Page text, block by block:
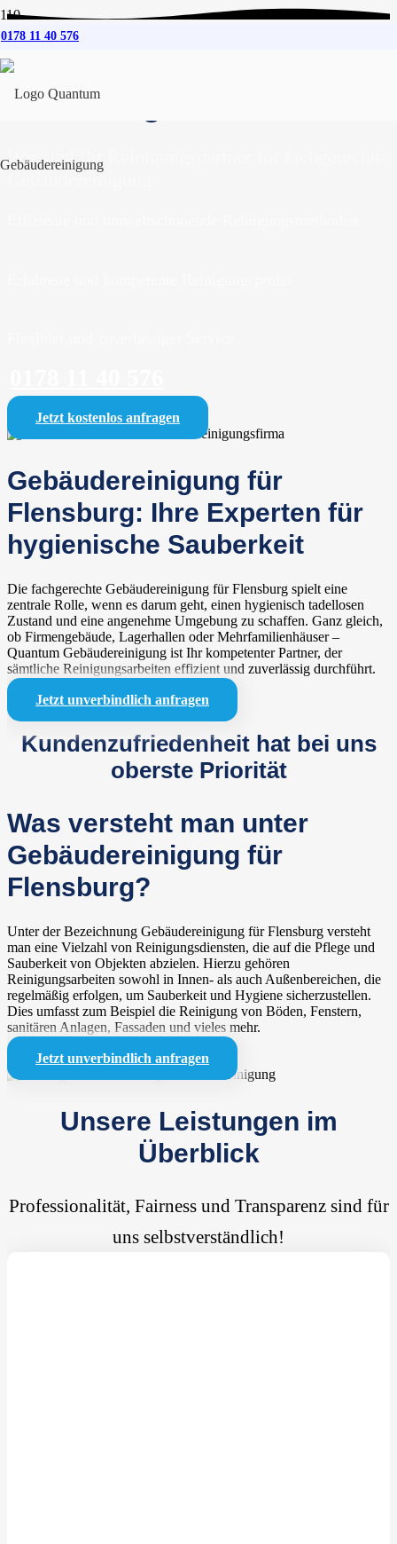
0178 11 40 576
Gebäudereinigung
Flensburg
Wir sind Ihr Reinigungspartner für fachgerechte
Gebäudereinigung
Jetzt kostenlos anfragen
Gebäudereinigung für
Flensburg: Ihre Experten für
hygienische Sauberkeit
Die fachgerechte Gebäudereinigung für Flensburg spielt eine
zentrale Rolle, wenn es darum geht, einen hygienisch tadellosen
Zustand und eine angenehme Umgebung zu schaffen. Ganz gleich,
ob Firmengebäude, Lagerhallen oder Mehrfamilienhäuser –
Quantum Gebäudereinigung ist Ihr kompetenter Partner, der
sämtliche Reinigungsarbeiten effizient und zuverlässig durchführt.
Jetzt unverbindlich anfragen
Kundenzufriedenheit hat bei uns
oberste Priorität
Was versteht man unter
Gebäudereinigung für
Flensburg?
Unter der Bezeichnung Gebäudereinigung für Flensburg versteht
man eine Vielzahl von Reinigungsdiensten, die auf die Pflege und
Sauberkeit von Objekten abzielen. Hierzu gehören
Reinigungsarbeiten sowohl in Innen- als auch Außenbereichen, die
regelmäßig erfolgen, um Sauberkeit und Hygiene sicherzustellen.
Dies umfasst zum Beispiel die Reinigung von Böden, Fenstern,
sanitären Anlagen, Fassaden und vieles mehr.
Jetzt unverbindlich anfragen
Unsere Leistungen im
Überblick
Professionalität, Fairness und Transparenz sind für
uns selbstverständlich!